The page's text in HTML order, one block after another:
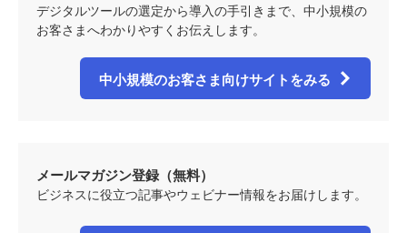
デジタルツールの選定から導入の手引きまで、中小規模の
お客さまへわかりやすくお伝えします。
中小規模のお客さま向けサイトをみる
メールマガジン登録（無料）
ビジネスに役立つ記事やウェビナー情報をお届けします。